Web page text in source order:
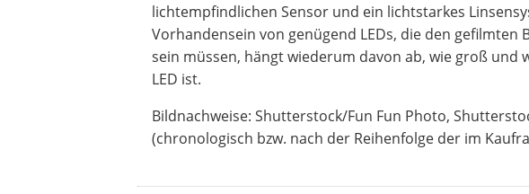
lichtempfindlichen Sensor und ein lichtstarkes
Vorhandensein von genügend LEDs, die den
sein müssen, hängt wiederum davon ab, wie groß und
LED ist.
Bildnachweise: Shutterstock/Fun Fun Photo,
(chronologisch bzw. nach der Reihenfolge der im